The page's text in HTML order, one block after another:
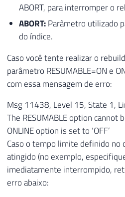
ABORT, para interromper o
ABORT:Parâmetro utilizado
do índice.
Caso você tente realizar o
parâmetro RESUMABLE=ON e
com essa mensagem de erro:
Msg 11438, Level 15, State 1,
The RESUMABLE option cannot
ONLINE option is set to ‘OFF’
Caso o tempo limite definido no
atingido (no exemplo,
imediatamente interrompido,
erro abaixo: